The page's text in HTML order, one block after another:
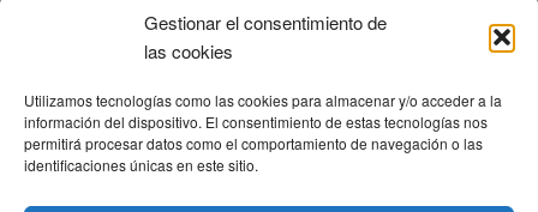
Gestionar el consentimiento de
las cookies
Utilizamos tecnologías como las cookies para almacenar y/o acceder a la
información del dispositivo. El consentimiento de estas tecnologías nos
permitirá procesar datos como el comportamiento de navegación o las
identificaciones únicas en este sitio.
Evento siguiente
Powered byModern Events Calendar
Política de privacidad| Aviso Legal|Política de cookies|DNSH|Trabaja con
nosotros
HOME